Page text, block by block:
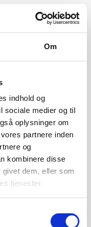
Om
indhold og
sociale medier og til
oplysninger om
partnere inden
og
kombinere disse
givet dem, eller som
tjenester.